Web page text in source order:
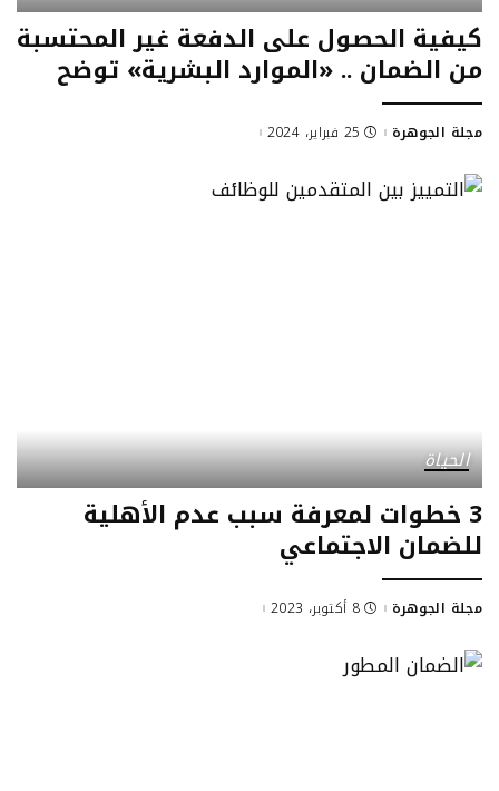
كيفية الحصول على الدفعة غير المحتسبة
من الضمان .. «الموارد البشرية» توضح
Posted
مجلة الجوهرة 25 فبراير، 2024
الحياة
3 خطوات لمعرفة سبب عدم الأهلية
للضمان الاجتماعي
Posted
مجلة الجوهرة 8 أكتوبر، 2023